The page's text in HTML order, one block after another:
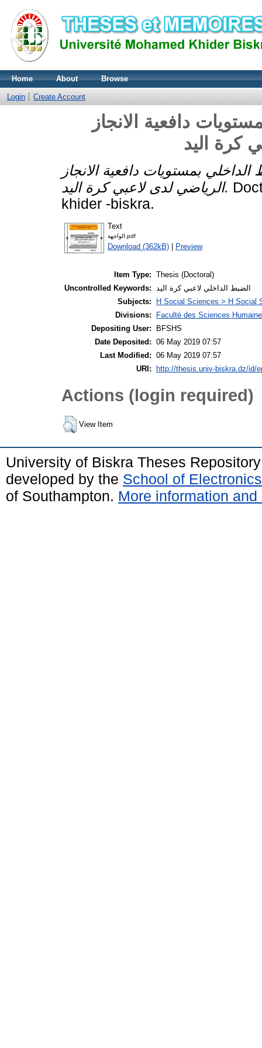
Home About Browse
Login Create Account
دافعية الانجاز
كرة اليد
بمستويات دافعية الانجاز
الرياضي لدى لاعبي كرة اليد.
khider -biskra.
Text
الواجهة.pdf
Download (362kB) | Preview
Item Type: Thesis (Doctoral)
Uncontrolled Keywords: الضبط الداخلي لاعبي كرة اليد
Subjects:
H Social Sciences > H Social
Divisions:
Faculté des Sciences
Depositing User:
BFSHS
Date Deposited: 06 May 2019 07:57
Last Modified: 06 May 2019 07:57
URI:
http://thesis.univ-biskra.dz/id/
Actions (login required)
View Item
University of Biskra Theses
developed by the School of
of Southampton. More information